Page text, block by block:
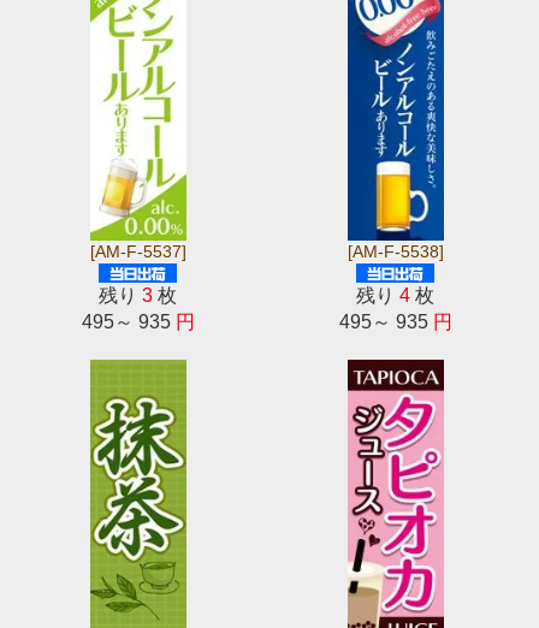
[AM-F-5537]
残り3 枚
495～ 935 円
[AM-F-5538]
残り4 枚
495～ 935 円